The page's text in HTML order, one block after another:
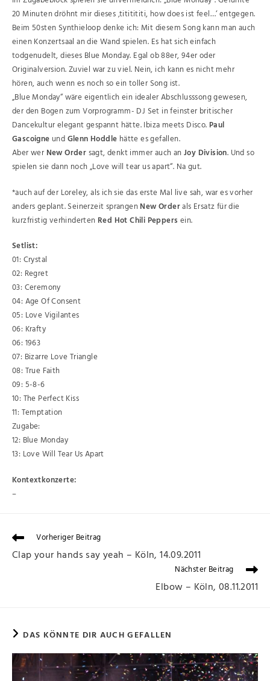
20 Minuten dröhnt mir dieses ‚tititititi, how does ist feel…‘ entgegen.
Beim 50sten Synthieloop denke ich: Mit diesem Song kann man auch
einen Konzertsaal an die Wand spielen. Es hat sich einfach
todgenudelt, dieses Blue Monday. Egal ob 88er, 94er oder
Originalversion. Zuviel war zu viel. Nein, ich kann es nicht mehr
hören, auch wenn es noch so ein toller Song ist.
„Blue Monday“ wäre eigentlich ein idealer Abschlusssong gewesen,
der den Bogen zum Vorprogramm- DJ Set in feinster britischer
Dancekultur elegant gespannt hätte. Ibiza meets Disco. Paul
Gascoigne undGlenn Hoddle hätte es gefallen.
Aber wer New Ordersagt, denkt immer auch anJoy Division. Und so
spielen sie dann noch „Love will tear us apart“. Na gut.
*auch auf der Loreley, als ich sie das erste Mal live sah, war es vorher
anders geplant. Seinerzeit sprangenNew Orderals Ersatz für die
kurzfristig verhinderten Red Hot Chili Peppers ein.
Setlist:
01: Crystal
02: Regret
03: Ceremony
04: Age Of Consent
05: Love Vigilantes
06: Krafty
06: 1963
07: Bizarre Love Triangle
08: True Faith
09: 5-8-6
10: The Perfect Kiss
11: Temptation
Zugabe:
12: Blue Monday
13: Love Will Tear Us Apart
Kontextkonzerte:
–
Vorheriger Beitrag
Clap your hands say yeah – Köln, 14.09.2011
Nächster Beitrag
Elbow – Köln, 08.11.2011
DAS KÖNNTE DIR AUCH GEFALLEN